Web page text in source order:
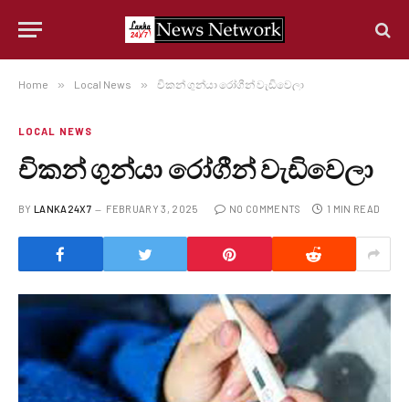
Home » Local News » චිකන් ගුන්යා රෝගීන් වැඩිවෙලා
LOCAL NEWS
චිකන් ගුන්යා රෝගීන් වැඩිවෙලා
BY LANKA24X7 FEBRUARY 3, 2025 NO COMMENTS 1 MIN READ